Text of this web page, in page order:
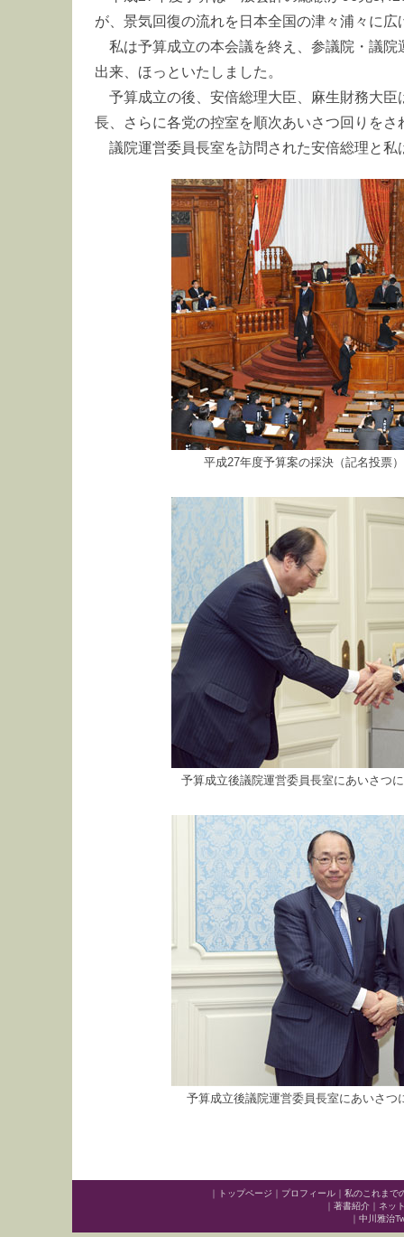
が、景気回復の流れを日本全国の津々浦々に
私は予算成立の本会議を終え、参議院・議
出来、ほっといたしました。
予算成立の後、安倍総理大臣、麻生財務大
長、さらに各党の控室を順次あいさつ回りをさ
議院運営委員長室を訪問された安倍総理と私
平成27年度予算案の採決（記名投票
予算成立後議院運営委員長室にあいさつ
予算成立後議院運営委員長室にあいさつ
｜ トップページ ｜ プロフィール ｜ 私のこれまで
｜ 著書紹介 ｜ ネッ
｜ 中川雅治